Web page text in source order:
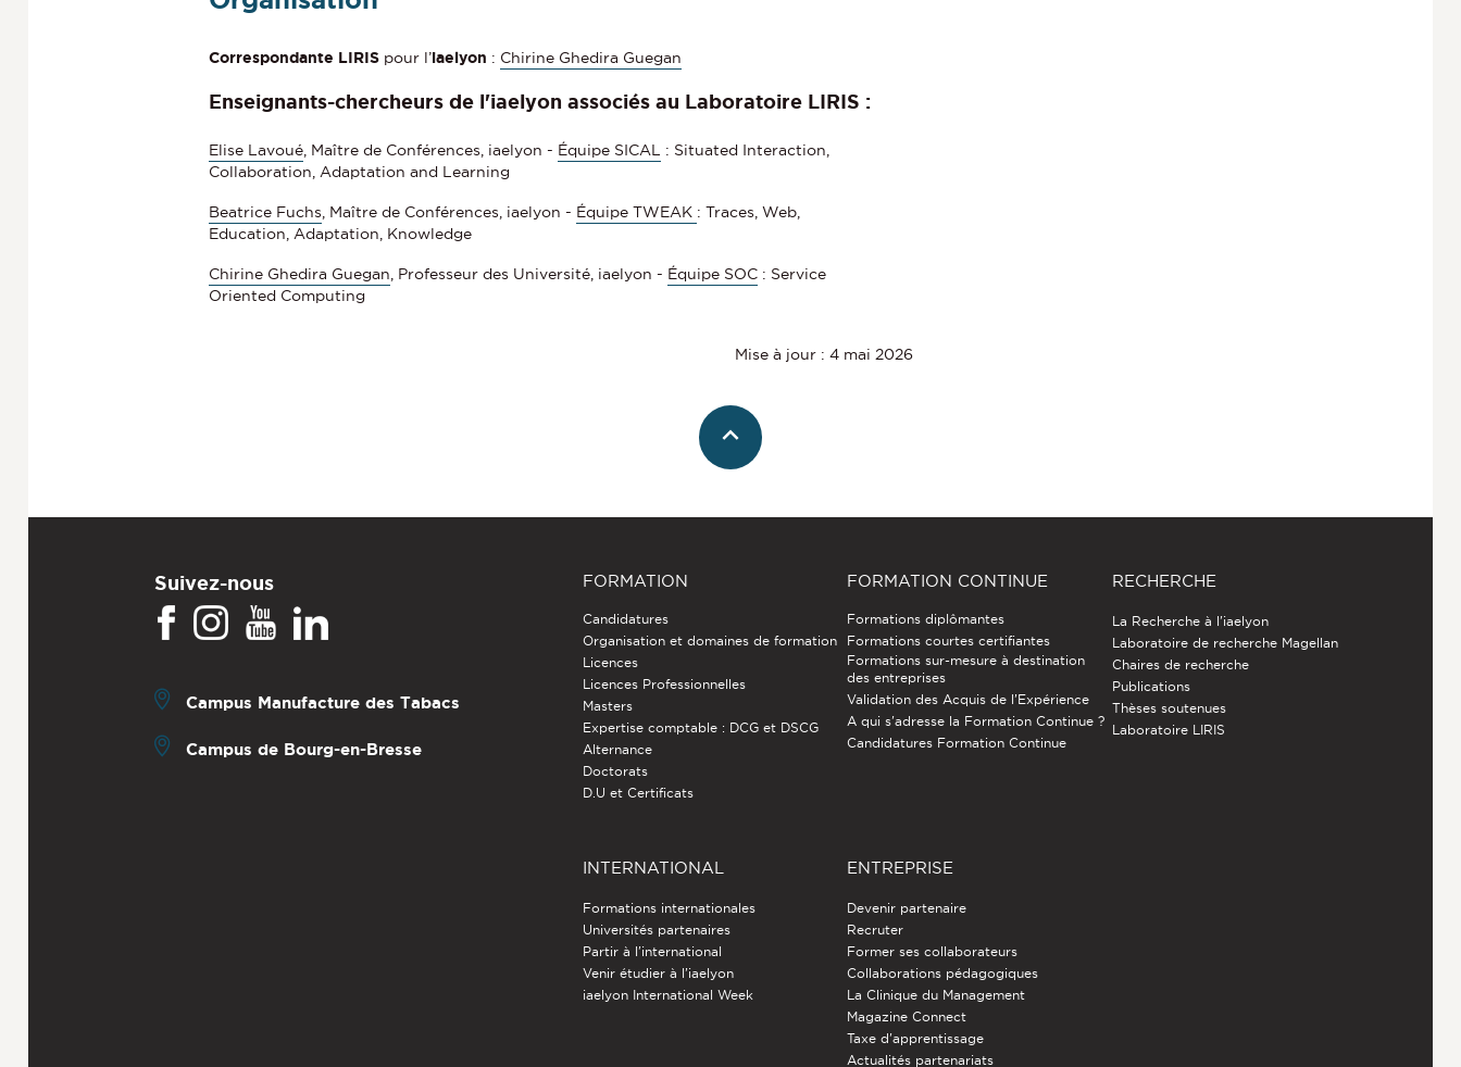
Correspondante LIRIS pour l’iaelyon : Chirine Ghedira Guegan
Enseignants-chercheurs de l'iaelyon associés au Laboratoire LIRIS :
Elise Lavoué, Maître de Conférences, iaelyon - Équipe SICAL : Situated Interaction,
Collaboration, Adaptation and Learning
Beatrice Fuchs, Maître de Conférences, iaelyon - Équipe TWEAK : Traces, Web,
Education, Adaptation, Knowledge
Chirine Ghedira Guegan, Professeur des Université, iaelyon - Équipe SOC : Service
Oriented Computing
Mise à jour : 4 mai 2026
Suivez-nous
Campus Manufacture des Tabacs
Campus de Bourg-en-Bresse
FORMATION
Candidatures
Organisation et domaines de formation
Licences
Licences Professionnelles
Masters
Expertise comptable : DCG et DSCG
Alternance
Doctorats
D.U et Certificats
FORMATION CONTINUE
Formations diplômantes
Formations courtes certifiantes
Formations sur-mesure à destination
des entreprises
Validation des Acquis de l’Expérience
A qui s'adresse la Formation Continue ?
Candidatures Formation Continue
RECHERCHE
La Recherche à l'iaelyon
Laboratoire de recherche Magellan
Chaires de recherche
Publications
Thèses soutenues
Laboratoire LIRIS
INTERNATIONAL
Formations internationales
Universités partenaires
Partir à l'international
Venir étudier à l’iaelyon
iaelyon International Week
ENTREPRISE
Devenir partenaire
Recruter
Former ses collaborateurs
Collaborations pédagogiques
La Clinique du Management
Magazine Connect
Taxe d'apprentissage
Actualités partenariats